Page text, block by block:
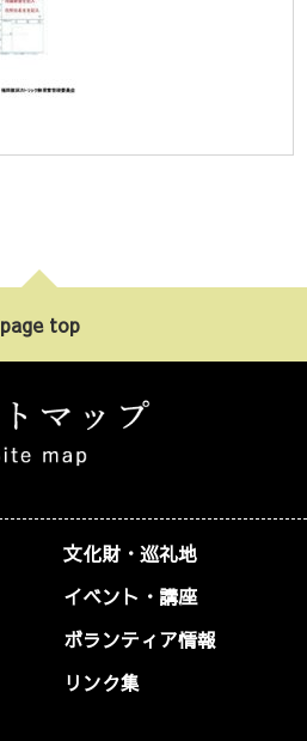
page top
文化財・巡礼地
イベント・講座
ボランティア情報
リンク集